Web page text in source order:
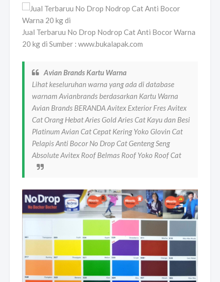
Jual Terbaruu No Drop Nodrop Cat Anti Bocor Warna
20 kg di Sumber : www.bukalapak.com
Avian Brands Kartu Warna
Lihat keseluruhan warna yang ada di database
warnam Avianbrands berdasarkan Kartu Warna
Avian Brands BERANDA Avitex Exterior Fres Avitex
Cat Orang Hebat Aries Gold Aries Cat Kayu dan Besi
Platinum Avian Cat Cepat Kering Yoko Glovin Cat
Pelapis Anti Bocor No Drop Cat Genteng Seng
Absolute Avitex Roof Belmas Roof Yoko Roof Cat